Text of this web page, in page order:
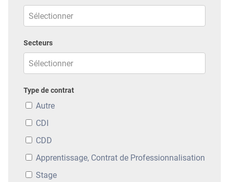
Secteurs
Type de contrat
Autre
CDI
CDD
Apprentissage, Contrat de Professionnalisation
Stage